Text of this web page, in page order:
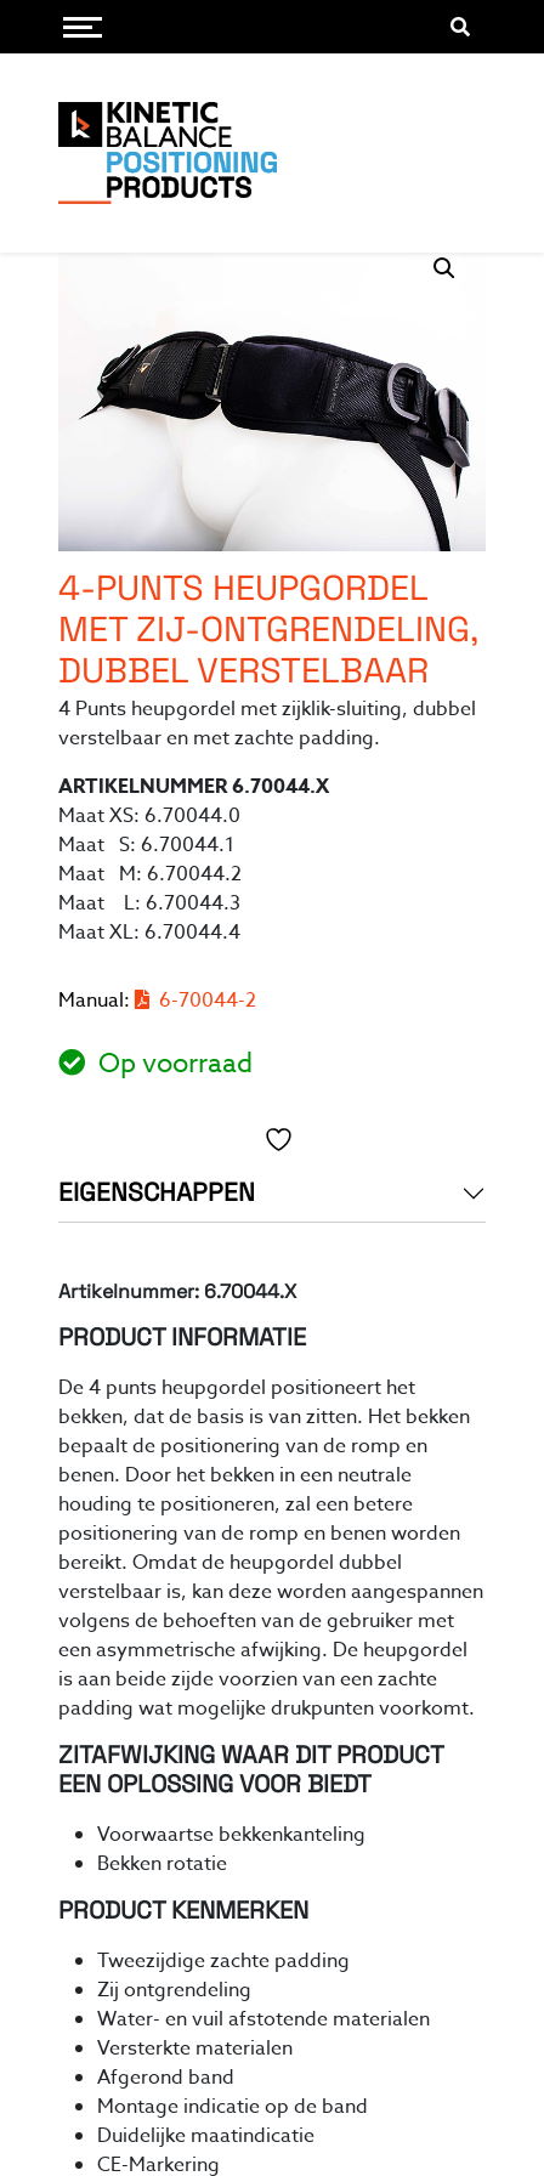
Menu openen/sluiten
Bekken
4-PUNTS HEUPGORDEL
MET ZIJ-ONTGRENDELING,
DUBBEL VERSTELBAAR
4 Punts heupgordel met zijklik-sluiting, dubbel
verstelbaar en met zachte padding.
ARTIKELNUMMER 6.70044.X
Maat XS: 6.70044.0
Maat S: 6.70044.1
Maat M: 6.70044.2
Maat L: 6.70044.3
Maat XL: 6.70044.4
Manual: 6-70044-2
Op voorraad
EIGENSCHAPPEN
Artikelnummer: 6.70044.X
PRODUCT INFORMATIE
De 4 punts heupgordel positioneert het
bekken, dat de basis is van zitten. Het bekken
bepaalt de positionering van de romp en
benen. Door het bekken in een neutrale
houding te positioneren, zal een betere
positionering van de romp en benen worden
bereikt. Omdat de heupgordel dubbel
verstelbaar is, kan deze worden aangespannen
volgens de behoeften van de gebruiker met
een asymmetrische afwijking. De heupgordel
is aan beide zijde voorzien van een zachte
padding wat mogelijke drukpunten voorkomt.
ZITAFWIJKING WAAR DIT PRODUCT
EEN OPLOSSING VOOR BIEDT
Voorwaartse bekkenkanteling
Bekken rotatie
PRODUCT KENMERKEN
Tweezijdige zachte padding
Zij ontgrendeling
Water- en vuil afstotende materialen
Versterkte materialen
Afgerond band
Montage indicatie op de band
Duidelijke maatindicatie
CE-Markering